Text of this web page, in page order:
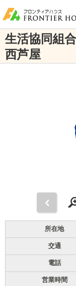
生活協同組
西芦屋
所在地
交通
電話
営業時間